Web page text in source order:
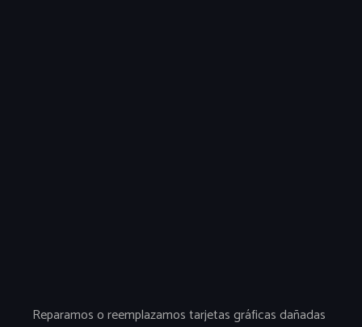
Reparamos o reemplazamos tarjetas gráficas dañadas